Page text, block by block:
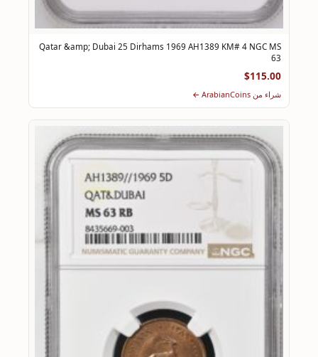
Qatar &amp; Dubai 25 Dirhams 1969 AH1389 KM# 4 NGC MS
63
$115.00
شراء من ArabianCoins ←